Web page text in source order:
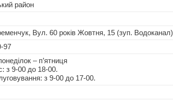
район
Вул. 60 років Жовтня, 15 (зуп. Водоканал)
97
– п’ятниця
з 9-00 до 18-00.
з 9-00 до 17-00.